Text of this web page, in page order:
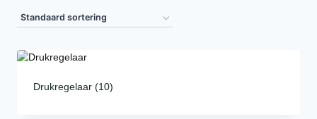
Drukregelaar (10)